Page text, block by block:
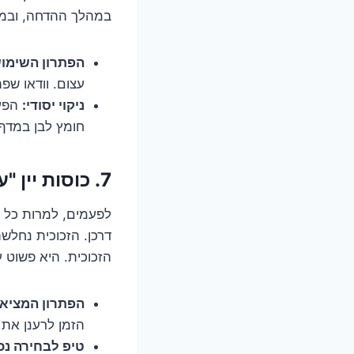
במהלך ההדחה,
הפתרון
עצום. וודאו
ניקוי יסודי:
חומץ לבן במדף
7. כוסות יין "עייפות": מתי הזמן לומר שלום?
לפעמים, למרות כל
דרכן. הזכוכית
הזכוכית. היא
הפתרון
הזמן לרענן
טיפ לבחירה